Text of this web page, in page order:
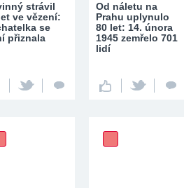
strávil
ve vězení:
se
přiznala
Od náletu na
Prahu uplynulo
80 let: 14. února
1945 zemřelo 701
lidí